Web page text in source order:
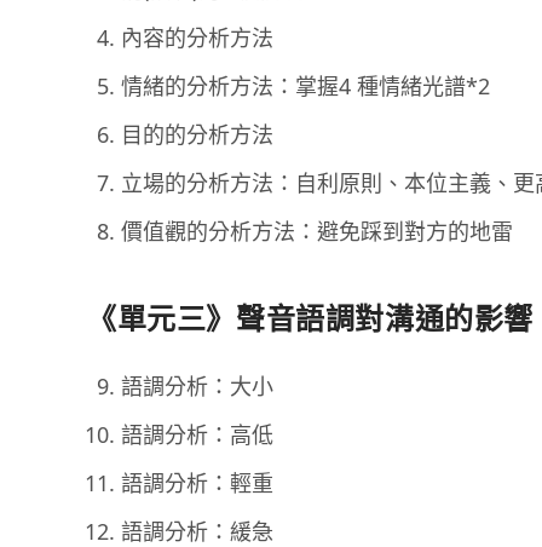
內容的分析方法
情緒的分析方法：掌握4 種情緒光譜*2
目的的分析方法
立場的分析方法：自利原則、本位主義、更
價值觀的分析方法：避免踩到對方的地雷
《單元三》聲⾳語調對溝通的影響
語調分析：大小
語調分析：高低
語調分析：輕重
語調分析：緩急